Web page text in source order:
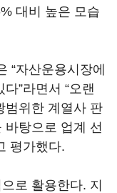
대비 높은 모습
“자산운용시장에
”라면서 “오랜
범위한 계열사 판
바탕으로 업계 선
평가했다.
로 활용한다. 지